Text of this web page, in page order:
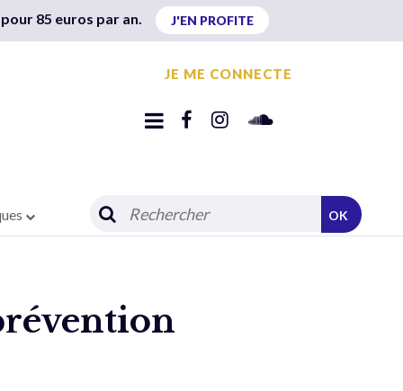
85 euros par an. J'EN PROFITE
JE ME CONNECTE
OK